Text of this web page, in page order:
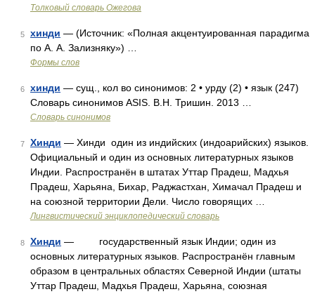
Толковый словарь Ожегова
5 хинди — (Источник: «Полная акцентуированная парадигма
по А. А. Зализняку») …
Формы слов
6 хинди — сущ., кол во синонимов: 2 • урду (2) • язык (247)
Словарь синонимов ASIS. В.Н. Тришин. 2013 …
Словарь синонимов
7 Хинди — Хинди один из индийских (индоарийских) языков.
Официальный и один из основных литературных языков
Индии. Распространён в штатах Уттар Прадеш, Мадхья
Прадеш, Харьяна, Бихар, Раджастхан, Химачал Прадеш и
на союзной территории Дели. Число говорящих …
Лингвистический энциклопедический словарь
8 Хинди — государственный язык Индии; один из
основных литературных языков. Распространён главным
образом в центральных областях Северной Индии (штаты
Уттар Прадеш, Мадхья Прадеш, Харьяна, союзная